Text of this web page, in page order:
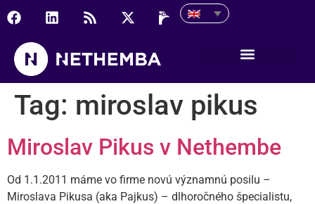
Tag: miroslav pikus
Miroslav Pikus v Nethembe
Od 1.1.2011 máme vo firme novú významnú posilu –
Miroslava Pikusa (aka Pajkus) – dlhoročného špecialistu,